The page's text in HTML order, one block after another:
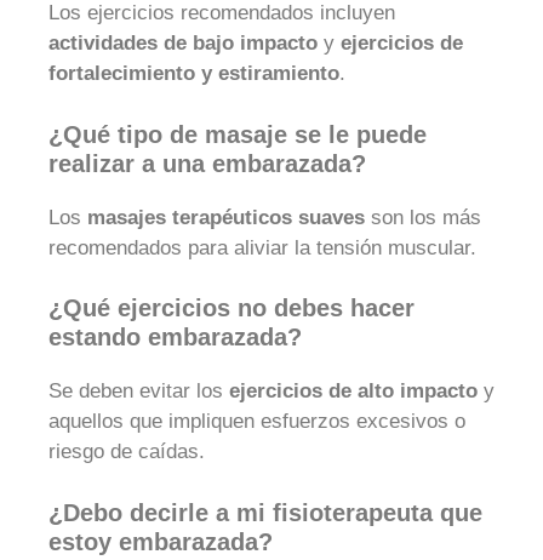
Los ejercicios recomendados incluyen
actividades de bajo impacto y ejercicios de
fortalecimiento y estiramiento.
¿Qué tipo de masaje se le puede
realizar a una embarazada?
Los masajes terapéuticos suaves son los más
recomendados para aliviar la tensión muscular.
¿Qué ejercicios no debes hacer
estando embarazada?
Se deben evitar los ejercicios de alto impacto y
aquellos que impliquen esfuerzos excesivos o
riesgo de caídas.
¿Debo decirle a mi fisioterapeuta que
estoy embarazada?